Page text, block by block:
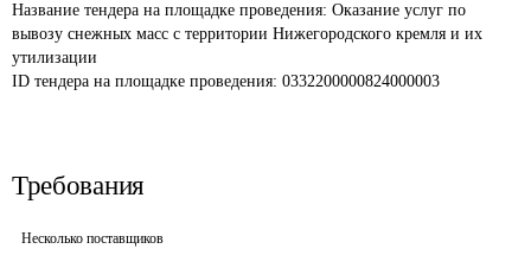
Название тендера на площадке проведения: Оказание услуг по
вывозу снежных масс с территории Нижегородского кремля и их
утилизации
ID тендера на площадке проведения: 0332200000824000003
Требования
Несколько поставщиков